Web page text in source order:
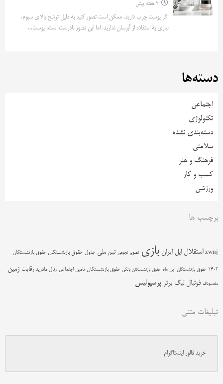
2 هفته پیش
اگر پوست چرب دارید، ممکن است تصور کنید به دلیل ترشح بالای سبوم،
نیازی به استفاده از آبرسان ندارید. اما این تصور نادرست است. پوست...
دسته‌ها
اجتماعی
تکنولوژی
دسته‌بندی نشده
سلامتی
فرهنگ و هنر
کسب و کار
ورزشی
برچسب ها
zwnj استقلال اپل ایران بازی تصویر نجومی تیم ملی جدول حقوق بازنشستگان حقوق بازنشستگان
1402 حقوق بازنشستگان این ماه حقوق بازنشستگان بانکی حقوق بازنشستگان تامین اجتماعی رئال مادرید رقابت زمین
سامسونگ فوتبال لیگ برتر پرسپولیس
تبلیغات متنی
خرید فالور اینستاگرام